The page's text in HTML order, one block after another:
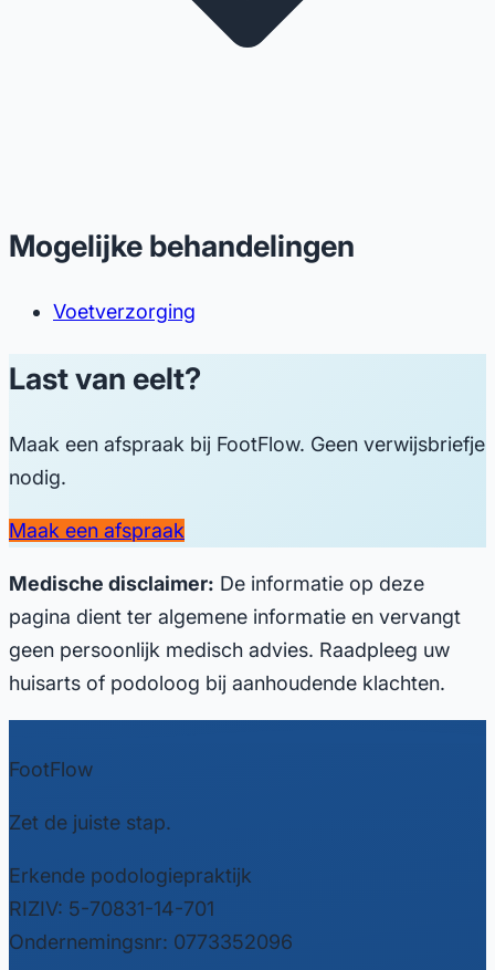
Mogelijke behandelingen
Voetverzorging
Last van eelt?
Maak een afspraak bij FootFlow. Geen verwijsbriefje
nodig.
Maak een afspraak
Medische disclaimer: De informatie op deze
pagina dient ter algemene informatie en vervangt
geen persoonlijk medisch advies. Raadpleeg uw
huisarts of podoloog bij aanhoudende klachten.
FootFlow
Zet de juiste stap.
Erkende podologiepraktijk
RIZIV: 5-70831-14-701
Ondernemingsnr: 0773352096